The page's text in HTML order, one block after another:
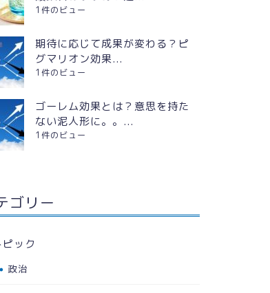
1件のビュー
期待に応じて成果が変わる？ピ
グマリオン効果...
1件のビュー
ゴーレム効果とは？意思を持た
ない泥人形に。。...
1件のビュー
ゴリー
ピック
政治